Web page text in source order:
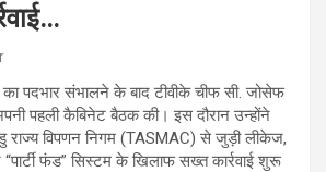
पदभार संभालने के बाद टीवीके चीफ सी. जोसेफ
पहली कैबिनेट बैठक की। इस दौरान उन्होंने
राज्य विपणन निगम (TASMAC) से जुड़ी लीकेज,
फंड” सिस्टम के खिलाफ सख्त कार्रवाई शुरू